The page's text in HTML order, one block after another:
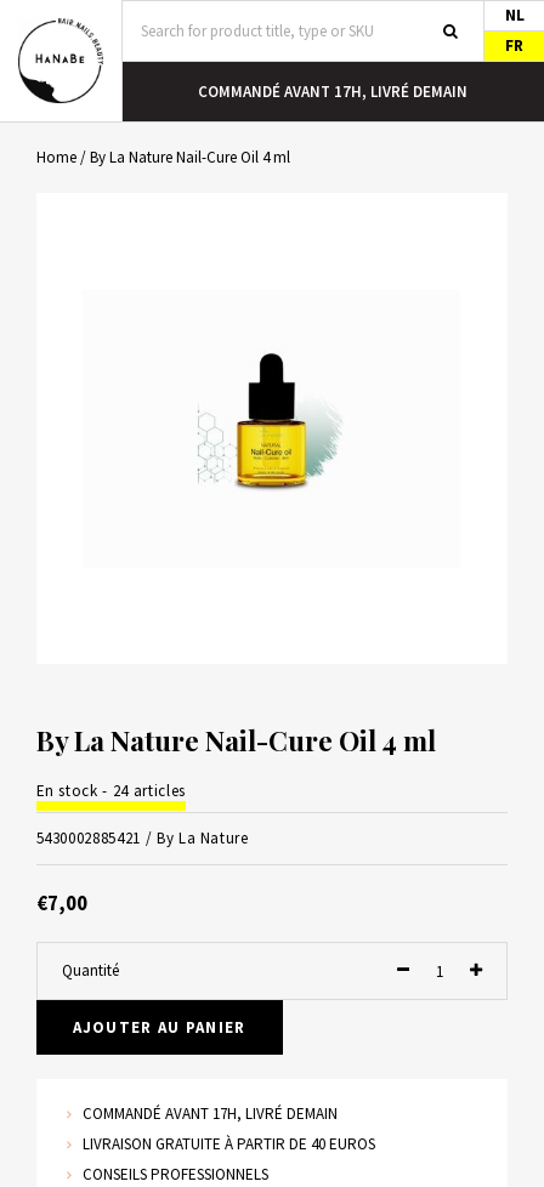
NL
FR
COMMANDÉ AVANT 17H, LIVRÉ DEMAIN
Home/By La Nature Nail-Cure Oil 4 ml
By La Nature Nail-Cure Oil 4 ml
En stock - 24 articles
5430002885421 / By La Nature
€7,00
Quantité
AJOUTER AU PANIER
COMMANDÉ AVANT 17H, LIVRÉ DEMAIN
LIVRAISON GRATUITE À PARTIR DE 40 EUROS
CONSEILS PROFESSIONNELS